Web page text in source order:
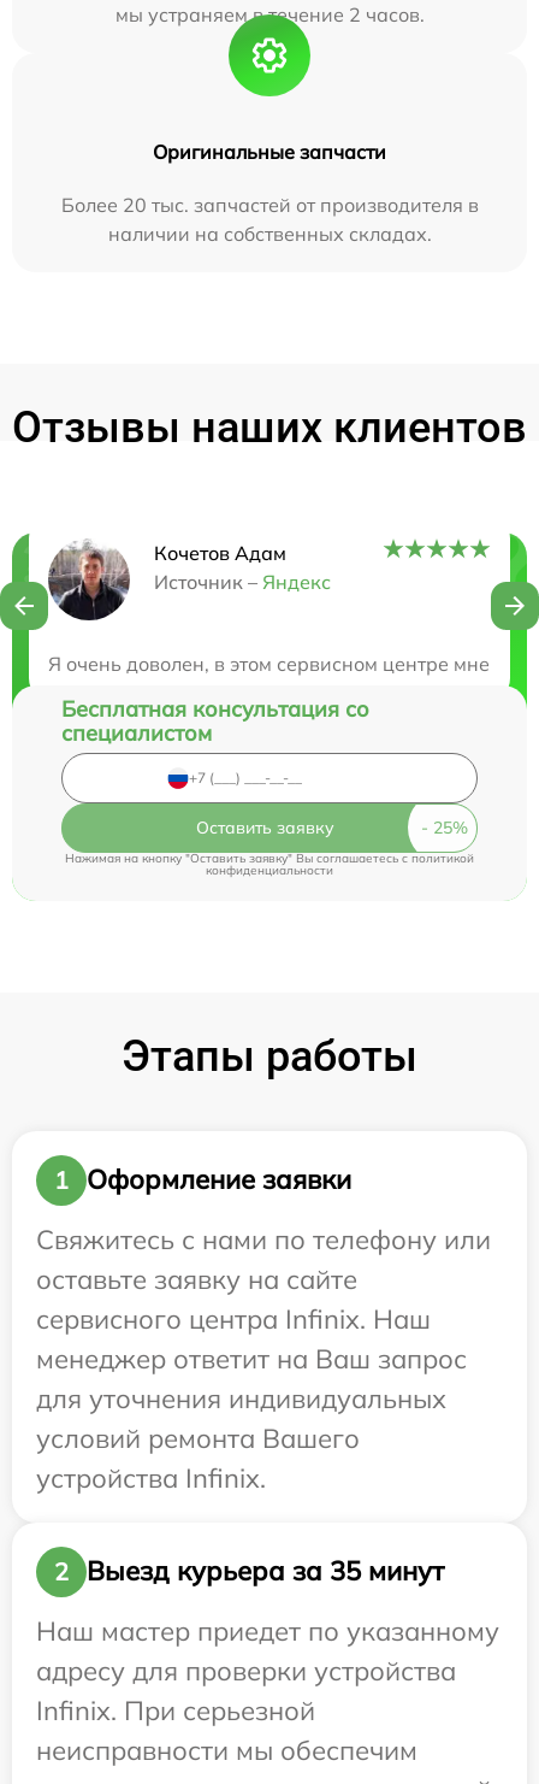
мы устраняем в течение 2 часов.
Оригинальные запчасти
Более 20 тыс. запчастей от производителя в
наличии на собственных складах.
Отзывы наших клиентов
Кочетов Адам
Источник – Яндекс
Я очень доволен, в этом сервисном центре мне
Нужна консультация?
Бесплатная консультация со
специалистом
Оставить заявку
Нажимая на кнопку "Оставить заявку" Вы соглашаетесь cполитикой
конфиденциальности
Этапы работы
1
Оформление заявки
Свяжитесь с нами по телефону или
оставьте заявку на сайте
сервисного центра Infinix. Наш
менеджер ответит на Ваш запрос
для уточнения индивидуальных
условий ремонта Вашего
устройства Infinix.
2
Выезд курьера за 35 минут
Наш мастер приедет по указанному
адресу для проверки устройства
Infinix. При серьезной
неисправности мы обеспечим